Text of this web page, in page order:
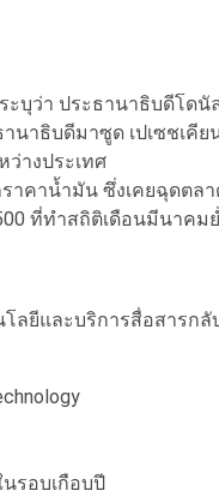
ะบุว่า ประธานาธิบดีโดนั
าธิบดีมาซูด เปเซชเคีย
ว่างประเทศ
ราคาน้ำมัน ซึ่งเคยฉุดตล
ที่ทำสถิติเดือนมีนาคม
ลยีและบริการสื่อสารกลั
รอบเกือบปี